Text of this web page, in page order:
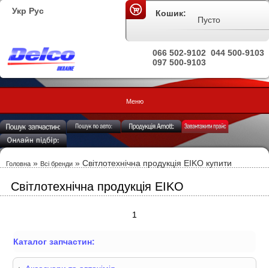
Укр Рус
044 500-9103
066 502-9102
097 500-9103
Кошик:
Пусто
Меню
Головна » Всі бренди » Світлотехнічна продукція EIKO купити
Світлотехнічна продукція EIKO
1
Каталог запчастин: